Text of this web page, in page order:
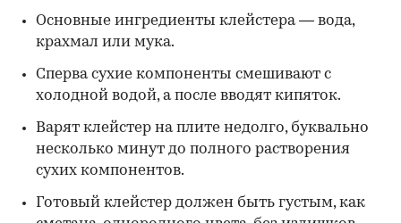
Основные ингредиенты клейстера — вода,
крахмал или мука.
Сперва сухие компоненты смешивают с
холодной водой, а после вводят кипяток.
Варят клейстер на плите недолго, буквально
несколько минут до полного растворения
сухих компонентов.
Готовый клейстер должен быть густым, как